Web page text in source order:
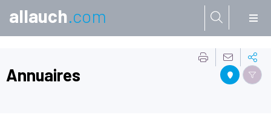
allauch.com
Annuaires